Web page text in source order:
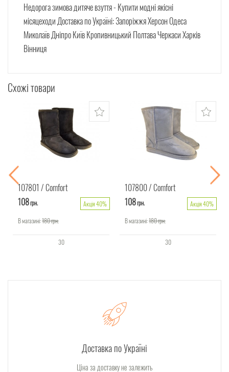
Недорога зимова дитяче взуття - Купитимодні якісні
місяцеходиДоставка по Україні: Запоріжжя Херсон Одеса
Миколаїв Дніпро Київ Кропивницький Полтава Черкаси Харків
Вінниця
Схожі товари
107801 Comfort
108грн.
Акція 40%
В магазині:180грн.
30
107800 Comfort
108грн.
Акція 40%
В магазині:180грн.
30
Доставка по Україні
Ціна за доставку не залежить